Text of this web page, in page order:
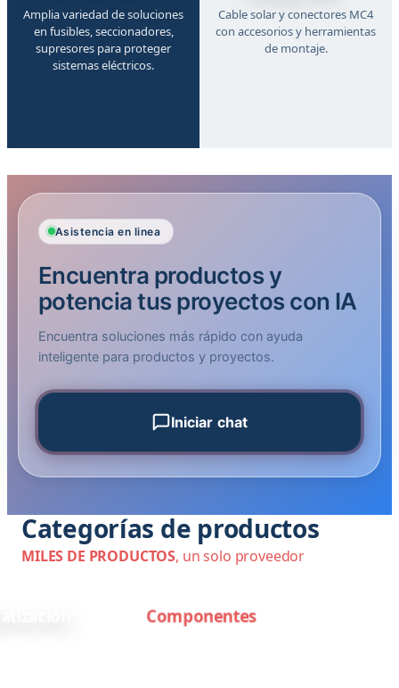
Amplia variedad de soluciones
en fusibles, seccionadores,
supresores para proteger
sistemas eléctricos.
Cable solar y conectores MC4
con accesorios y herramientas
de montaje.
Asistencia en linea
Encuentra productos y
potencia tus proyectos con IA
Encuentra soluciones más rápido con ayuda
inteligente para productos y proyectos.
Iniciar chat
Soporte comercial - Zona Industrial
Categorías de productos
MILES DE PRODUCTOS, un solo proveedor
Componentes